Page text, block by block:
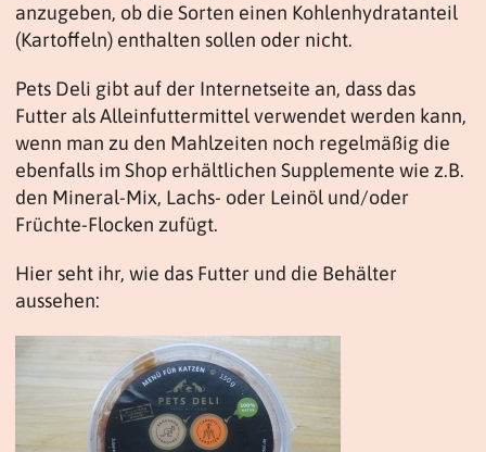
anzugeben, ob die Sorten einen Kohlenhydratanteil
(Kartoffeln) enthalten sollen oder nicht.
Pets Deli gibt auf der Internetseite an, dass das
Futter als Alleinfuttermittel verwendet werden kann,
wenn man zu den Mahlzeiten noch regelmäßig die
ebenfalls im Shop erhältlichen Supplemente wie z.B.
den Mineral-Mix, Lachs- oder Leinöl und/oder
Früchte-Flocken zufügt.
Hier seht ihr, wie das Futter und die Behälter
aussehen: